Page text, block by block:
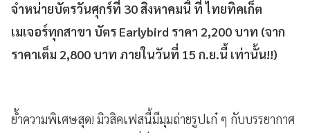
จำหน่ายบัตรวันศุกร์ที่ 30 สิงหาคมนี้ ที่ ไทยทิคเก็ต
เมเจอร์ทุกสาขา บัตร Earlybird ราคา 2,200 บาท (จาก
ราคาเต็ม 2,800 บาท ภายในวันที่ 15 ก.ย.นี้ เท่านั้น!!)
ย้ำความพิเศษสุด! มิวสิคเฟสนี้มีมุมถ่ายรูปเก๋ ๆ กับบรรยากาศ